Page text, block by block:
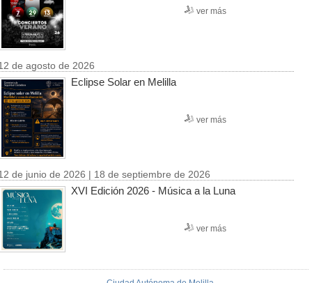
ver más
de agosto de 2026
Eclipse Solar en Melilla
ver más
de junio de 2026 | 18 de septiembre de 2026
XVI Edición 2026 - Música a la Luna
ver más